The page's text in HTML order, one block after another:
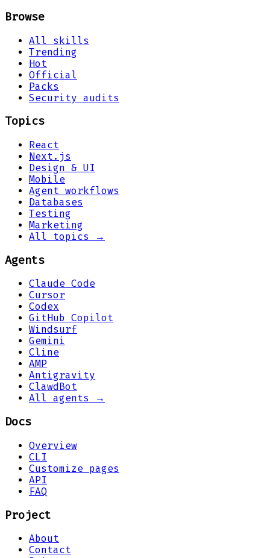
Browse
All skills
Trending
Hot
Official
Packs
Security audits
Topics
React
Next.js
Design & UI
Mobile
Agent workflows
Databases
Testing
Marketing
All topics →
Agents
Claude Code
Cursor
Codex
GitHub Copilot
Windsurf
Gemini
Cline
AMP
Antigravity
ClawdBot
All agents →
Docs
Overview
CLI
Customize pages
API
FAQ
Project
About
Contact